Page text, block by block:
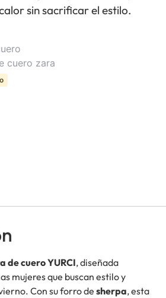
sin sacrificar el estilo.
cuero zara
de cuero YURCI, diseñada
mujeres que buscan estilo y
Con su forro de sherpa, esta